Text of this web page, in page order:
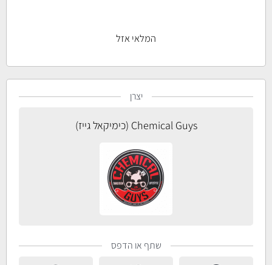
המלאי אזל
יצרן
Chemical Guys (כימיקאל גייז)
שתף או הדפס